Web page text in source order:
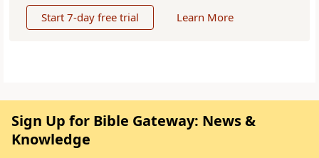
Start 7-day free trial Learn More
Sign Up for Bible Gateway: News &
Knowledge